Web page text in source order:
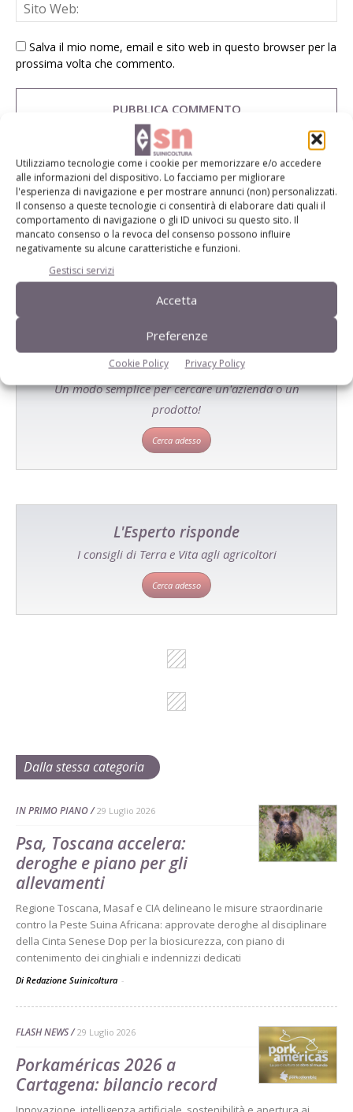
Utilizziamo tecnologie come i cookie per memorizzare e/o accedere
alle informazioni del dispositivo. Lo facciamo per migliorare
l'esperienza di navigazione e per mostrare annunci (non) personalizzati.
Il consenso a queste tecnologie ci consentirà di elaborare dati quali il
comportamento di navigazione o gli ID univoci su questo sito. Il
mancato consenso o la revoca del consenso possono influire
negativamente su alcune caratteristiche e funzioni.
Gestisci servizi
Accetta
Preferenze
Cookie Policy Privacy Policy
Salva il mio nome, email e sito web in questo browser per la
prossima volta che commento.
E-magazine
Tecniche, prodotti e servizi dalle aziende
Catalogo Aziende e Prodotti
Un modo semplice per cercare un'azienda o un
prodotto!
Cerca adesso
L'Esperto risponde
I consigli di Terra e Vita agli agricoltori
Cerca adesso
Dalla stessa categoria
IN PRIMO PIANO 29 Luglio 2026
Psa, Toscana accelera:
deroghe e piano per gli
allevamenti
Regione Toscana, Masaf e CIA delineano le misure straordinarie
contro la Peste Suina Africana: approvate deroghe al disciplinare
della Cinta Senese Dop per la biosicurezza, con piano di
contenimento dei cinghiali e indennizzi dedicati
Di Redazione Suinicoltura -
FLASH NEWS 29 Luglio 2026
Porkaméricas 2026 a
Cartagena: bilancio record